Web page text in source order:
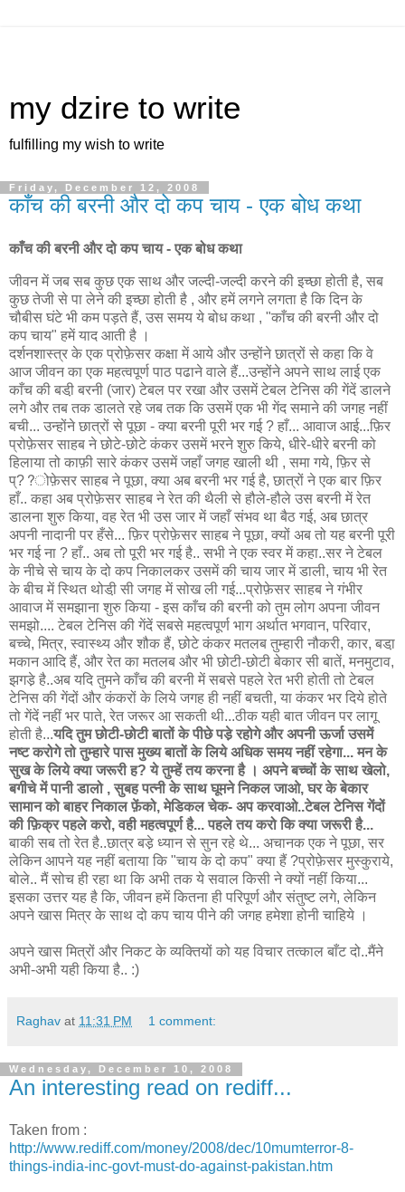
my dzire to write
fulfilling my wish to write
Friday, December 12, 2008
काँच की बरनी और दो कप चाय - एक बोध कथा
काँच की बरनी और दो कप चाय - एक बोध कथा
जीवन में जब सब कुछ एक साथ और जल्दी-जल्दी करने की इच्छा होती है, सब
कुछ तेजी से पा लेने की इच्छा होती है , और हमें लगने लगता है कि दिन के
चौबीस घंटे भी कम पड़ते हैं, उस समय ये बोध कथा , "काँच की बरनी और दो
कप चाय" हमें याद आती है ।
दर्शनशास्त्र के एक प्रोफ़ेसर कक्षा में आये और उन्होंने छात्रों से कहा कि वे
आज जीवन का एक महत्वपूर्ण पाठ पढाने वाले हैं...उन्होंने अपने साथ लाई एक
काँच की बडी़ बरनी (जार) टेबल पर रखा और उसमें टेबल टेनिस की गेंदें डालने
लगे और तब तक डालते रहे जब तक कि उसमें एक भी गेंद समाने की जगह नहीं
बची... उन्होंने छात्रों से पूछा - क्या बरनी पूरी भर गई ? हाँ... आवाज आई...फ़िर
प्रोफ़ेसर साहब ने छोटे-छोटे कंकर उसमें भरने शुरु किये, धीरे-धीरे बरनी को
हिलाया तो काफ़ी सारे कंकर उसमें जहाँ जगह खाली थी , समा गये, फ़िर से
प्??ोफ़ेसर साहब ने पूछा, क्या अब बरनी भर गई है, छात्रों ने एक बार फ़िर
हाँ.. कहा अब प्रोफ़ेसर साहब ने रेत की थैली से हौले-हौले उस बरनी में रेत
डालना शुरु किया, वह रेत भी उस जार में जहाँ संभव था बैठ गई, अब छात्र
अपनी नादानी पर हँसे... फ़िर प्रोफ़ेसर साहब ने पूछा, क्यों अब तो यह बरनी पूरी
भर गई ना ? हाँ.. अब तो पूरी भर गई है.. सभी ने एक स्वर में कहा..सर ने टेबल
के नीचे से चाय के दो कप निकालकर उसमें की चाय जार में डाली, चाय भी रेत
के बीच में स्थित थोडी़ सी जगह में सोख ली गई...प्रोफ़ेसर साहब ने गंभीर
आवाज में समझाना शुरु किया - इस काँच की बरनी को तुम लोग अपना जीवन
समझो.... टेबल टेनिस की गेंदें सबसे महत्वपूर्ण भाग अर्थात भगवान, परिवार,
बच्चे, मित्र, स्वास्थ्य और शौक हैं, छोटे कंकर मतलब तुम्हारी नौकरी, कार, बडा़
मकान आदि हैं, और रेत का मतलब और भी छोटी-छोटी बेकार सी बातें, मनमुटाव,
झगडे़ है..अब यदि तुमने काँच की बरनी में सबसे पहले रेत भरी होती तो टेबल
टेनिस की गेंदों और कंकरों के लिये जगह ही नहीं बचती, या कंकर भर दिये होते
तो गेंदें नहीं भर पाते, रेत जरूर आ सकती थी...ठीक यही बात जीवन पर लागू
होती है...यदि तुम छोटी-छोटी बातों के पीछे पडे़ रहोगे और अपनी ऊर्जा उसमें
नष्ट करोगे तो तुम्हारे पास मुख्य बातों के लिये अधिक समय नहीं रहेगा... मन के
सुख के लिये क्या जरूरी ह? ये तुम्हें तय करना है । अपने बच्चों के साथ खेलो,
बगीचे में पानी डालो , सुबह पत्नी के साथ घूमने निकल जाओ, घर के बेकार
सामान को बाहर निकाल फ़ेंको, मेडिकल चेक- अप करवाओ..टेबल टेनिस गेंदों
की फ़िक्र पहले करो, वही महत्वपूर्ण है... पहले तय करो कि क्या जरूरी है...
बाकी सब तो रेत है..छात्र बडे़ ध्यान से सुन रहे थे... अचानक एक ने पूछा, सर
लेकिन आपने यह नहीं बताया कि "चाय के दो कप" क्या हैं ?प्रोफ़ेसर मुस्कुराये,
बोले.. मैं सोच ही रहा था कि अभी तक ये सवाल किसी ने क्यों नहीं किया...
इसका उत्तर यह है कि, जीवन हमें कितना ही परिपूर्ण और संतुष्ट लगे, लेकिन
अपने खास मित्र के साथ दो कप चाय पीने की जगह हमेशा होनी चाहिये ।
अपने खास मित्रों और निकट के व्यक्तियों को यह विचार तत्काल बाँट दो..मैंने
अभी-अभी यही किया है.. :)
Raghav at 11:31 PM 1 comment:
Wednesday, December 10, 2008
An interesting read on rediff...
Taken from :
http://www.rediff.com/money/2008/dec/10mumterror-8-
things-india-inc-govt-must-do-against-pakistan.htm